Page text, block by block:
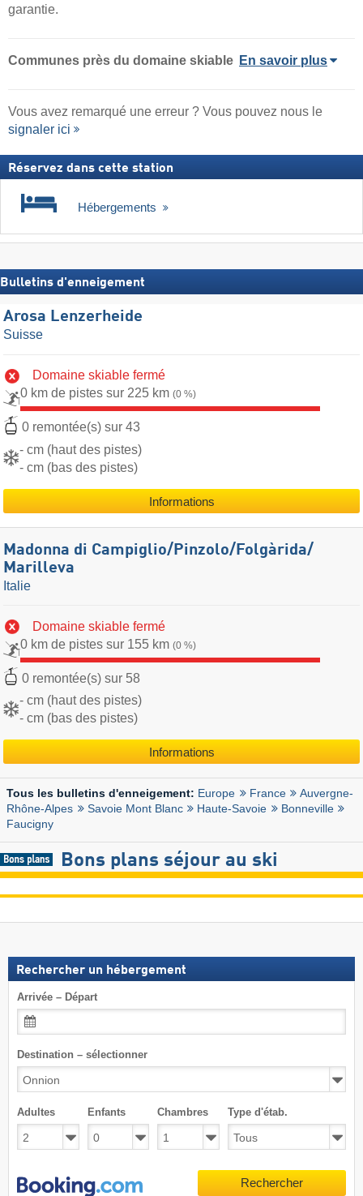
garantie.
Communes près du domaine skiable En savoir plus
Vous avez remarqué une erreur ? Vous pouvez nous le
signaler ici
Réservez dans cette station
Hébergements
Bulletins d'enneigement
Arosa Lenzerheide
Suisse
Domaine skiable fermé
0 km de pistes sur 225 km (0 %)
0 remontée(s) sur 43
- cm (haut des pistes)
- cm (bas des pistes)
Informations
Madonna di Campiglio/​Pinzolo/​Folgàrida/​
Marilleva
Italie
Domaine skiable fermé
0 km de pistes sur 155 km (0 %)
0 remontée(s) sur 58
- cm (haut des pistes)
- cm (bas des pistes)
Informations
Tous les bulletins d'enneigement: Europe France
Auvergne-
Rhône-Alpes
Savoie Mont Blanc Haute-Savoie
Bonneville
Faucigny
Bons plans séjour au ski
Rechercher un hébergement
Arrivée – Départ
Destination – sélectionner
Adultes Enfants Chambres Type d'étab.
Rechercher